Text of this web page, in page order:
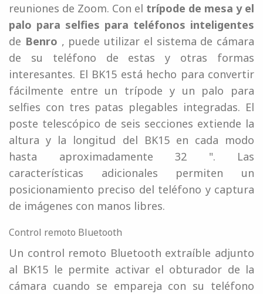
reuniones de Zoom. Con el trípode de mesa y el
palo para selfies para teléfonos inteligentes
de Benro , puede utilizar el sistema de cámara
de su teléfono de estas y otras formas
interesantes. El BK15 está hecho para convertir
fácilmente entre un trípode y un palo para
selfies con tres patas plegables integradas. El
poste telescópico de seis secciones extiende la
altura y la longitud del BK15 en cada modo
hasta aproximadamente 32 ". Las
características adicionales permiten un
posicionamiento preciso del teléfono y captura
de imágenes con manos libres.
Control remoto Bluetooth
Un control remoto Bluetooth extraíble adjunto
al BK15 le permite activar el obturador de la
cámara cuando se empareja con su teléfono